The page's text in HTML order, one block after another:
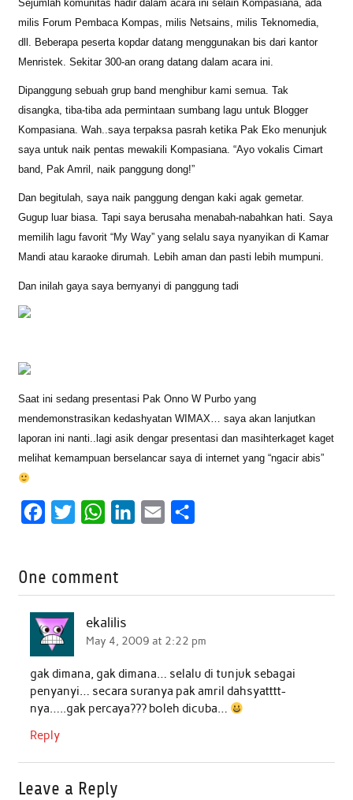
Sejumlah komunitas hadir dalam acara ini selain Kompasiana, ada
milis Forum Pembaca Kompas, milis Netsains, milis Teknomedia,
dll. Beberapa peserta kopdar datang menggunakan bis dari kantor
Menristek. Sekitar 300-an orang datang dalam acara ini.
Dipanggung sebuah grup band menghibur kami semua. Tak
disangka, tiba-tiba ada permintaan sumbang lagu untuk Blogger
Kompasiana. Wah..saya terpaksa pasrah ketika Pak Eko menunjuk
saya untuk naik pentas mewakili Kompasiana. “Ayo vokalis Cimart
band, Pak Amril, naik panggung dong!”
Dan begitulah, saya naik panggung dengan kaki agak gemetar.
Gugup luar biasa. Tapi saya berusaha menabah-nabahkan hati. Saya
memilih lagu favorit “My Way” yang selalu saya nyanyikan di Kamar
Mandi atau karaoke dirumah. Lebih aman dan pasti lebih mumpuni.
Dan inilah gaya saya bernyanyi di panggung tadi
Saat ini sedang presentasi Pak Onno W Purbo yang
mendemonstrasikan kedashyatan WIMAX… saya akan lanjutkan
laporan ini nanti..lagi asik dengar presentasi dan masihterkaget kaget
melihat kemampuan berselancar saya di internet yang “ngacir abis”
e
o
o
k
t
W
t
A
p
n
One comment
ekalilis
May 4, 2009 at 2:22 pm
gak dimana, gak dimana… selalu di tunjuk sebagai
penyanyi… secara suranya pak amril dahsyatttt-
nya…..gak percaya??? boleh dicuba…
Reply
Leave a Reply